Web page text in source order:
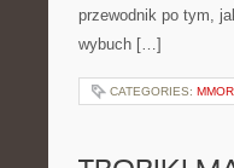
przewodnik po tym,
wybuch […]
CATEGORIES: